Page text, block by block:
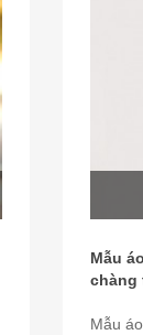
Mẫu
chàng
Mẫu